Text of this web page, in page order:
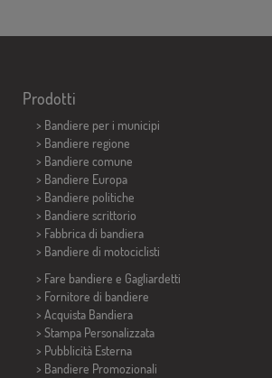
Prodotti
> Bandiere per i municipi
> Bandiere regione
> Bandiere comune
> Bandiere Europa
> Bandiere politiche
> Bandiere scrittorio
> Fabbrica di bandiera
> Bandiere di motociclisti
> Fare bandiere e Gagliardetti
> Fornitore di bandiere
> Acquista Bandiera
> Stampa Personalizzata
> Pubblicità Esterna
> Bandiere Promozionali